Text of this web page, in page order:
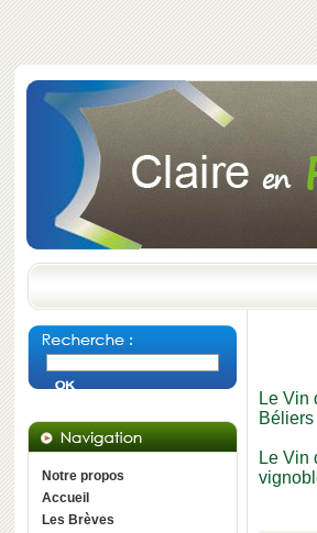
Notre propos
Accueil
Les Brèves
Le Vin
Béliers
Le Vin